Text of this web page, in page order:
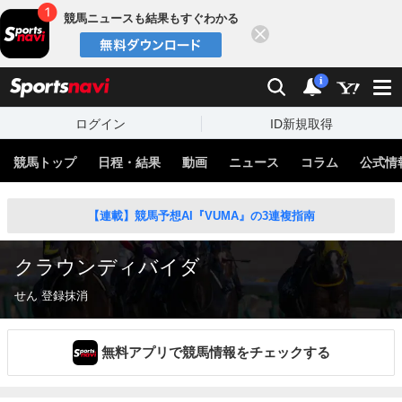
競馬ニュースも結果もすぐわかる
検索 通知
i
ログイン ID新規取得
競馬トップ 日程・結果 動画 ニュース コラム 公式情
【連載】競馬予想AI『VUMA』の3連複指南
クラウンディバイダ
せん 登録抹消
無料アプリで競馬情報をチェックする